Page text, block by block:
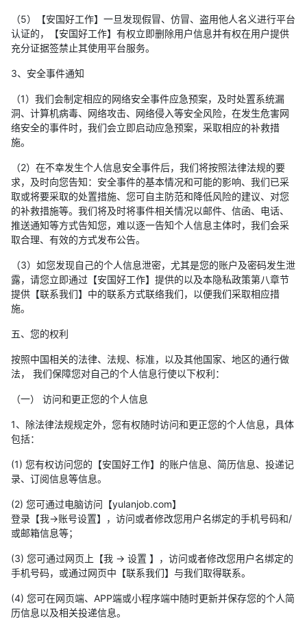
（5）【安国好工作】一旦发现假冒、仿冒、盗用他人名义进行平台
认证的，【安国好工作】有权立即删除用户信息并有权在用户提供
充分证据签禁止其使用平台服务。
3、安全事件通知
（1）我们会制定相应的网络安全事件应急预案，及时处置系统漏
洞、计算机病毒、网络攻击、网络侵入等安全风险，在发生危害网
络安全的事件时，我们会立即启动应急预案，采取相应的补救措
施。
（2）在不幸发生个人信息安全事件后，我们将按照法律法规的要
求，及时向您告知：安全事件的基本情况和可能的影响、我们已采
取或将要采取的处置措施、您可自主防范和降低风险的建议、对您
的补救措施等。我们将及时将事件相关情况以邮件、信函、电话、
推送通知等方式告知您，难以逐一告知个人信息主体时，我们会采
取合理、有效的方式发布公告。
（3）如您发现自己的个人信息泄密，尤其是您的账户及密码发生泄
露，请您立即通过【安国好工作】提供的以及本隐私政策第八章节
提供【联系我们】中的联系方式联络我们，以便我们采取相应措
施。
五、您的权利
按照中国相关的法律、法规、标准，以及其他国家、地区的通行做
法， 我们保障您对自己的个人信息行使以下权利：
（一） 访问和更正您的个人信息
1、除法律法规规定外，您有权随时访问和更正您的个人信息，具体
包括：
(1) 您有权访问您的【安国好工作】的账户信息、简历信息、投递记
录、订阅信息等信息。
(2) 您可通过电脑访问【yulanjob.com】
登录【我→账号设置】，访问或者修改您用户名绑定的手机号码和/
或邮箱信息等；
(3) 您可通过网页上【我 → 设置 】，访问或者修改您用户名绑定的
手机号码，或通过网页中【联系我们】与我们取得联系。
(4) 您可在网页端、APP端或小程序端中随时更新并保存您的个人简
历信息以及相关投递信息。